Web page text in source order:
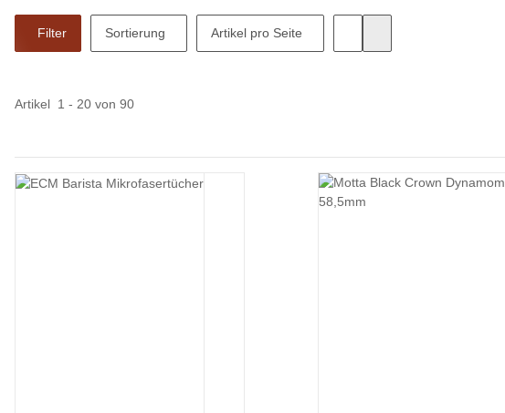
Filter Sortierung Artikel pro Seite
Artikel 1 - 20 von 90